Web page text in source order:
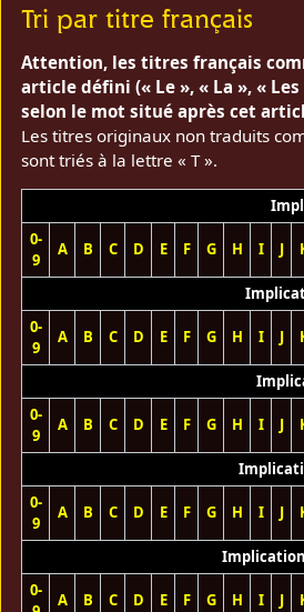
Tri par titre français
Attention, les titres français
article défini (« Le », « La », «
selon le mot situé après cet
Les titres originaux non traduits
sont triés à la lettre « T ».
0-
9
A B C D E F G H I J
0-
9
A B C D E F G H I J
0-
9
A B C D E F G H I J
0-
9
A B C D E F G H I J
0-
A B C D E F G H I J